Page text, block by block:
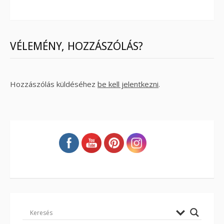
VÉLEMÉNY, HOZZÁSZÓLÁS?
Hozzászólás küldéséhez be kell jelentkezni.